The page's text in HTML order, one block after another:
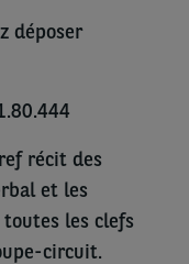
déposer
récit des
et les
les clefs
circuit.